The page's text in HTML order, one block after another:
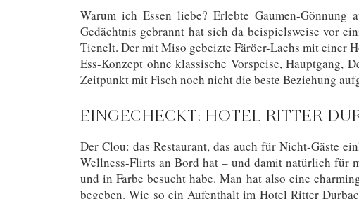
Warum ich Essen liebe? Erlebte Gaumen-
Gedächtnis gebrannt hat sich da beispielsweise vor
Tienelt. Der mit Miso gebeizte Färöer-Lachs mit einer
Ess-Konzept ohne klassische Vorspeise, Hauptgang,
Zeitpunkt mit Fisch noch nicht die beste Beziehung
EINGECHECKT: HOTEL RITTER
Der Clou: das Restaurant, das auch für Nicht-Gäste
Wellness-Flirts an Bord hat – und damit natürlich für
und in Farbe besucht habe. Man hat also eine
begeben. Wie so ein Aufenthalt im Hotel Ritter